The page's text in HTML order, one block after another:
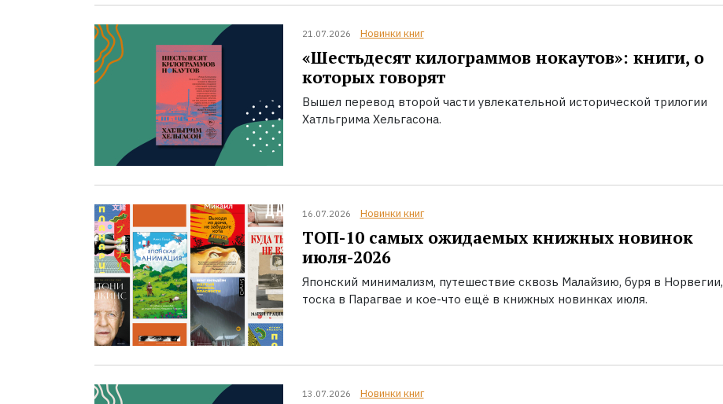
21.07.2026 Новинки книг
«Шестьдесят килограммов нокаутов»: книги, о
которых говорят
Вышел перевод второй части увлекательной исторической трилогии
Хатльгрима Хельгасона.
16.07.2026 Новинки книг
ТОП-10 самых ожидаемых книжных новинок
июля-2026
Японский минимализм, путешествие сквозь Малайзию, буря в Норвегии,
тоска в Парагвае и кое-что ещё в книжных новинках июля.
13.07.2026 Новинки книг